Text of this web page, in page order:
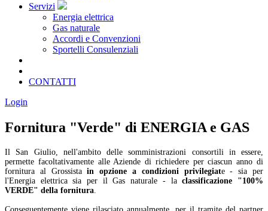
Servizi
Energia elettrica
Gas naturale
Accordi e Convenzioni
Sportelli Consulenziali
CONTATTI
Login
Fornitura "Verde" di ENERGIA e GAS
Il San Giulio, nell'ambito delle somministrazioni consortili in essere,
permette facoltativamente alle Aziende di richiedere per ciascun anno di
fornitura al Grossistain opzione a condizioni privilegiate - sia per
l'Energia elettrica sia per il Gas naturale - laclassificazione "100%
VERDE" della fornitura